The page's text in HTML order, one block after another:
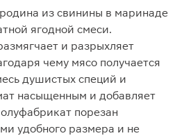
из свинины в маринаде
ягодной смеси.
и разрыхляет
чему мясо получается
душистых специй и
насыщенным и добавляет
порезан
удобного размера и не